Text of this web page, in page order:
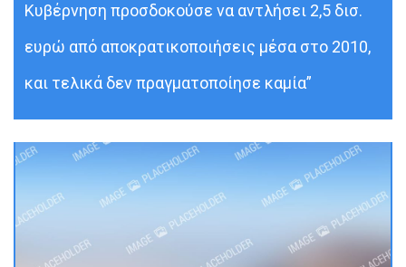
Κυβέρνηση προσδοκούσε να αντλήσει 2,5 δισ.
ευρώ από αποκρατικοποιήσεις μέσα στο 2010,
και τελικά δεν πραγματοποίησε καμία”